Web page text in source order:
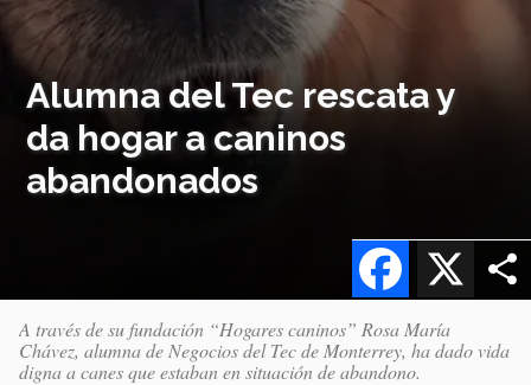
Alumna del Tec rescata y
da hogar a caninos
abandonados
X
Facebook
A través de su fundación “Hogares caninos” Rosa María
Chávez, alumna de Negocios del Tec de Monterrey, ha dado vida
digna a canes que estaban en situación de abandono.